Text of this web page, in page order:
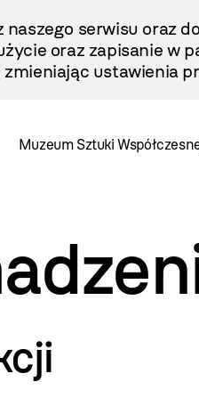
serwisu oraz
oraz zapisanie w
ustawienia
Muzeum Sztuki